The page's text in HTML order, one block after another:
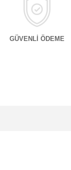
GÜVENLİ ÖDEME